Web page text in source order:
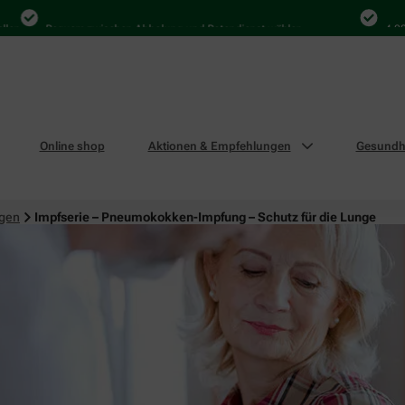
Bequem zwischen Abholung und Botendienst wählen 4.000
Online shop Aktionen & Empfehlungen
Impfserie – Pneumokokken-Impfung – Schutz für die Lunge